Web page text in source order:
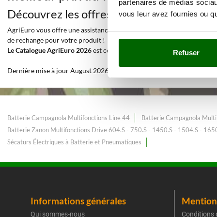
partenaires de médias
vous leur avez fournies ou
Refuser
Découvrez les offres et tous les services
AgriEuro vous offre une assistance à 360° pendant toute la durée de
de rechange pour votre produit !
Le Catalogue AgriEuro 2026est constamment enrichi et mis à jour.
Dernière mise à jour August 2026
Batterie Campagnola Multifonctions Line 44 Batterie Campagnola
Batterie Zanon Multifonctions Drive 604.S - 750.S - 1450.S - 1504.S -
Sécaturs Électriques à Batterie et Pneumatiques
Informations générales
Qui sommes-nous
Conditions